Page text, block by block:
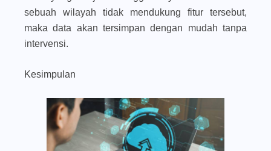
sebuah wilayah tidak mendukung fitur tersebut,
maka data akan tersimpan dengan mudah tanpa
intervensi.
Kesimpulan